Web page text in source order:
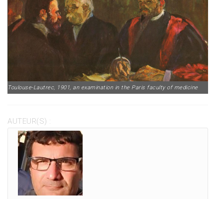
Toulouse-Lautrec, 1901, an examination in the Paris faculty of medicine
AUTEUR(S) :